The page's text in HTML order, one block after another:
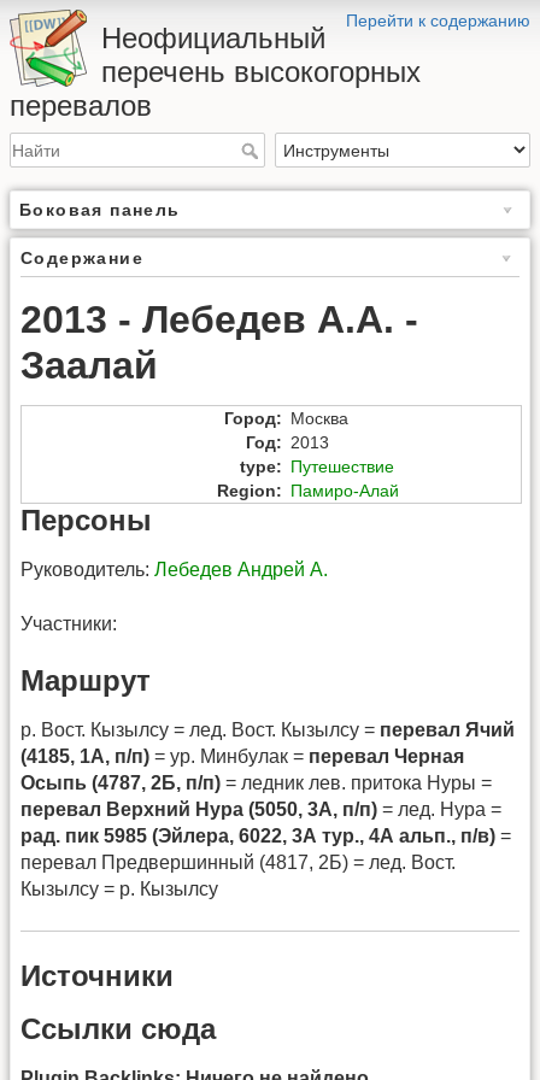
Перейти к содержанию
Неофициальный
перечень высокогорных
перевалов
Боковая панель
Содержание
2013 - Лебедев А.А. -
Заалай
Город: Москва
Год: 2013
type: Путешествие
Region: Памиро-Алай
Персоны
Руководитель: Лебедев Андрей А.
Участники:
Маршрут
р. Вост. Кызылсу = лед. Вост. Кызылсу = перевал Ячий
(4185, 1А, п/п) = ур. Минбулак = перевал Черная
Осыпь (4787, 2Б, п/п) = ледник лев. притока Нуры =
перевал Верхний Нура (5050, 3А, п/п) = лед. Нура =
рад. пик 5985 (Эйлера, 6022, 3А тур., 4А альп., п/в) =
перевал Предвершинный (4817, 2Б) = лед. Вост.
Кызылсу = р. Кызылсу
Источники
Ссылки сюда